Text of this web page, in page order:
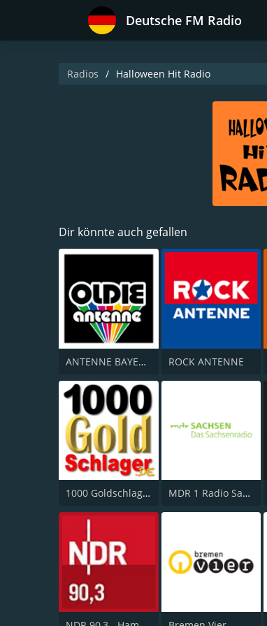
Deutsche FM Radio
Radios Halloween Hit Radio
Dir könnte auch gefallen
ANTENNE BAYERN Oldies but Goldies ROCK ANTENNE
1000 Goldschlager MDR 1 Radio Sachsen